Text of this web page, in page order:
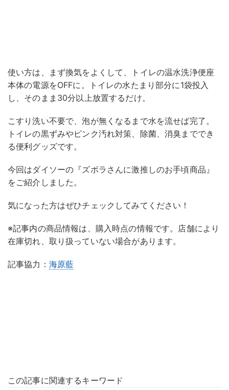
使い方は、まず換気をよくして、トイレの温水洗浄便座
本体の電源をOFFに。トイレの水たまり部分に1袋投入
し、そのまま30分以上放置するだけ。
こすり洗い不要で、泡が無くなるまで水を流せば完了。
トイレの黒ずみやピンク汚れ対策、除菌、消臭まででき
る便利グッズです。
今回はダイソーの『ズボラさんに激推しのお手頃商品』
をご紹介しました。
気になった方はぜひチェックしてみてください！
※記事内の商品情報は、購入時点の情報です。店舗により
在庫切れ、取り扱っていない場合があります。
記事協力： 海原藍
この記事に関連するキーワード